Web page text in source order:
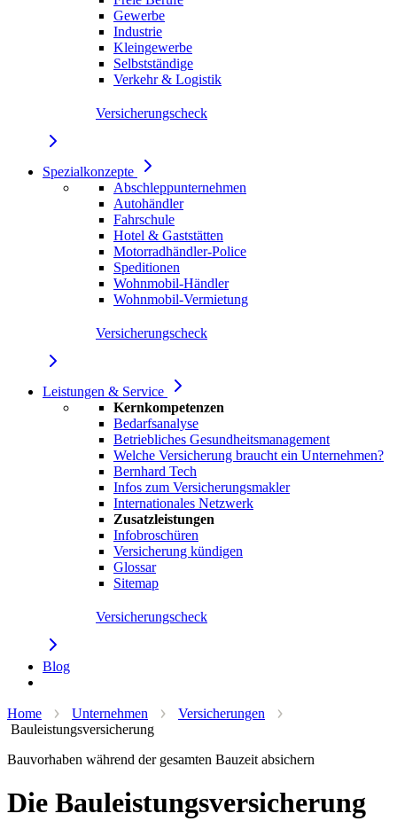
Gewerbe
Industrie
Kleingewerbe
Selbstständige
Verkehr & Logistik
Versicherungscheck
Spezialkonzepte
Abschleppunternehmen
Autohändler
Fahrschule
Hotel & Gaststätten
Motorradhändler-Police
Speditionen
Wohnmobil-Händler
Wohnmobil-Vermietung
Versicherungscheck
Leistungen & Service
Kernkompetenzen
Bedarfsanalyse
Betriebliches Gesundheitsmanagement
Welche Versicherung braucht ein Unternehmen?
Bernhard Tech
Infos zum Versicherungsmakler
Internationales Netzwerk
Zusatzleistungen
Infobroschüren
Versicherung kündigen
Glossar
Sitemap
Versicherungscheck
Blog
Home Unternehmen
Versicherungen
Bauleistungsversicherung
Bauvorhaben während der gesamten Bauzeit absichern
Die Bauleistungsversicherung